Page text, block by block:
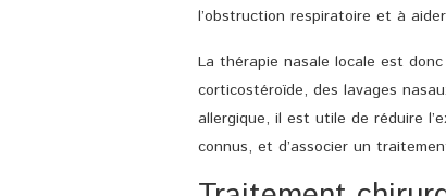
l’obstruction respiratoire et à
La thérapie nasale locale est
corticostéroïde, des lavages
allergique, il est utile de réduire
connus, et d’associer un